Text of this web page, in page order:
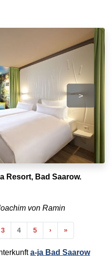
>
Resort, Bad Saarow.
von Ramin
3 4 5 › Nächste
»
a-ja Bad Saarow